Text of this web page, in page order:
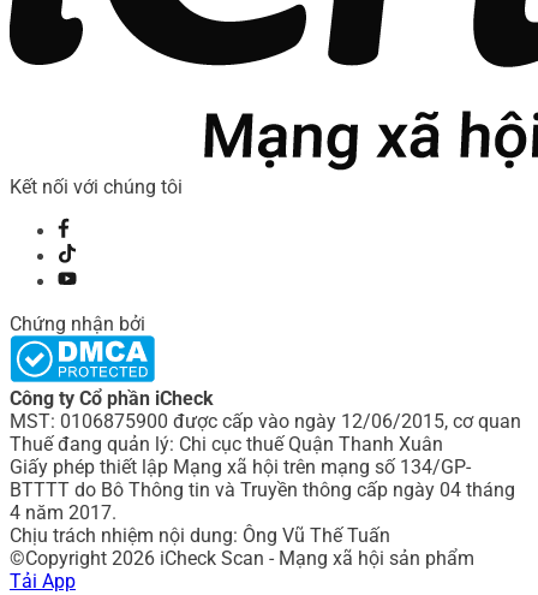
Kết nối với chúng tôi
Chứng nhận bởi
Công ty Cổ phần iCheck
MST: 0106875900 được cấp vào ngày 12/06/2015, cơ quan
Thuế đang quản lý: Chi cục thuế Quận Thanh Xuân
Giấy phép thiết lập Mạng xã hội trên mạng số 134/GP-
BTTTT do Bô Thông tin và Truyền thông cấp ngày 04 tháng
4 năm 2017.
Chịu trách nhiệm nội dung: Ông Vũ Thế Tuấn
©Copyright 2026 iCheck Scan - Mạng xã hội sản phẩm
Tải App